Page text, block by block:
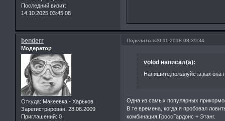
Последний визит:
14.10.2025 03:45:08
Поделиться20.11.2018 08:39:34
benderr
Модератор
Откуда: Макеевка - Харьков
Зарегистрирован: 28.06.2009
Приглашений: 0
volod написал(а):
Напишите,пожалуйста,как она
Одна из самых популярных
В те времена, когда я пробовал
комбинация ГроссГардонс + Этанг.